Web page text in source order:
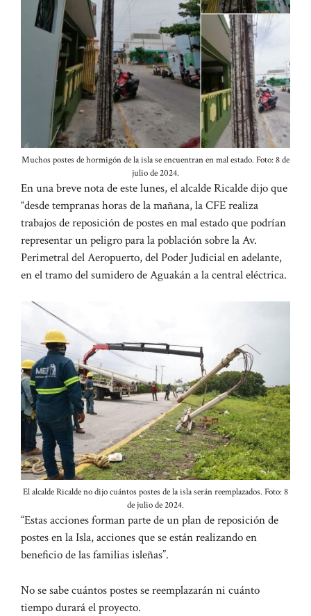
Muchos postes de hormigón de la isla se encuentran en mal estado. Foto: 8 de
julio de 2024.
En una breve nota de este lunes, el alcalde Ricalde dijo que
“desde tempranas horas de la mañana, la CFE realiza
trabajos de reposición de postes en mal estado que podrían
representar un peligro para la población sobre la Av.
Perimetral del Aeropuerto, del Poder Judicial en adelante,
en el tramo del sumidero de Aguakán a la central eléctrica.
El alcalde Ricalde no dijo cuántos postes de la isla serán reemplazados. Foto: 8
de julio de 2024.
“Estas acciones forman parte de un plan de reposición de
postes en la Isla, acciones que se están realizando en
beneficio de las familias isleñas”.
No se sabe cuántos postes se reemplazarán ni cuánto
tiempo durará el proyecto.